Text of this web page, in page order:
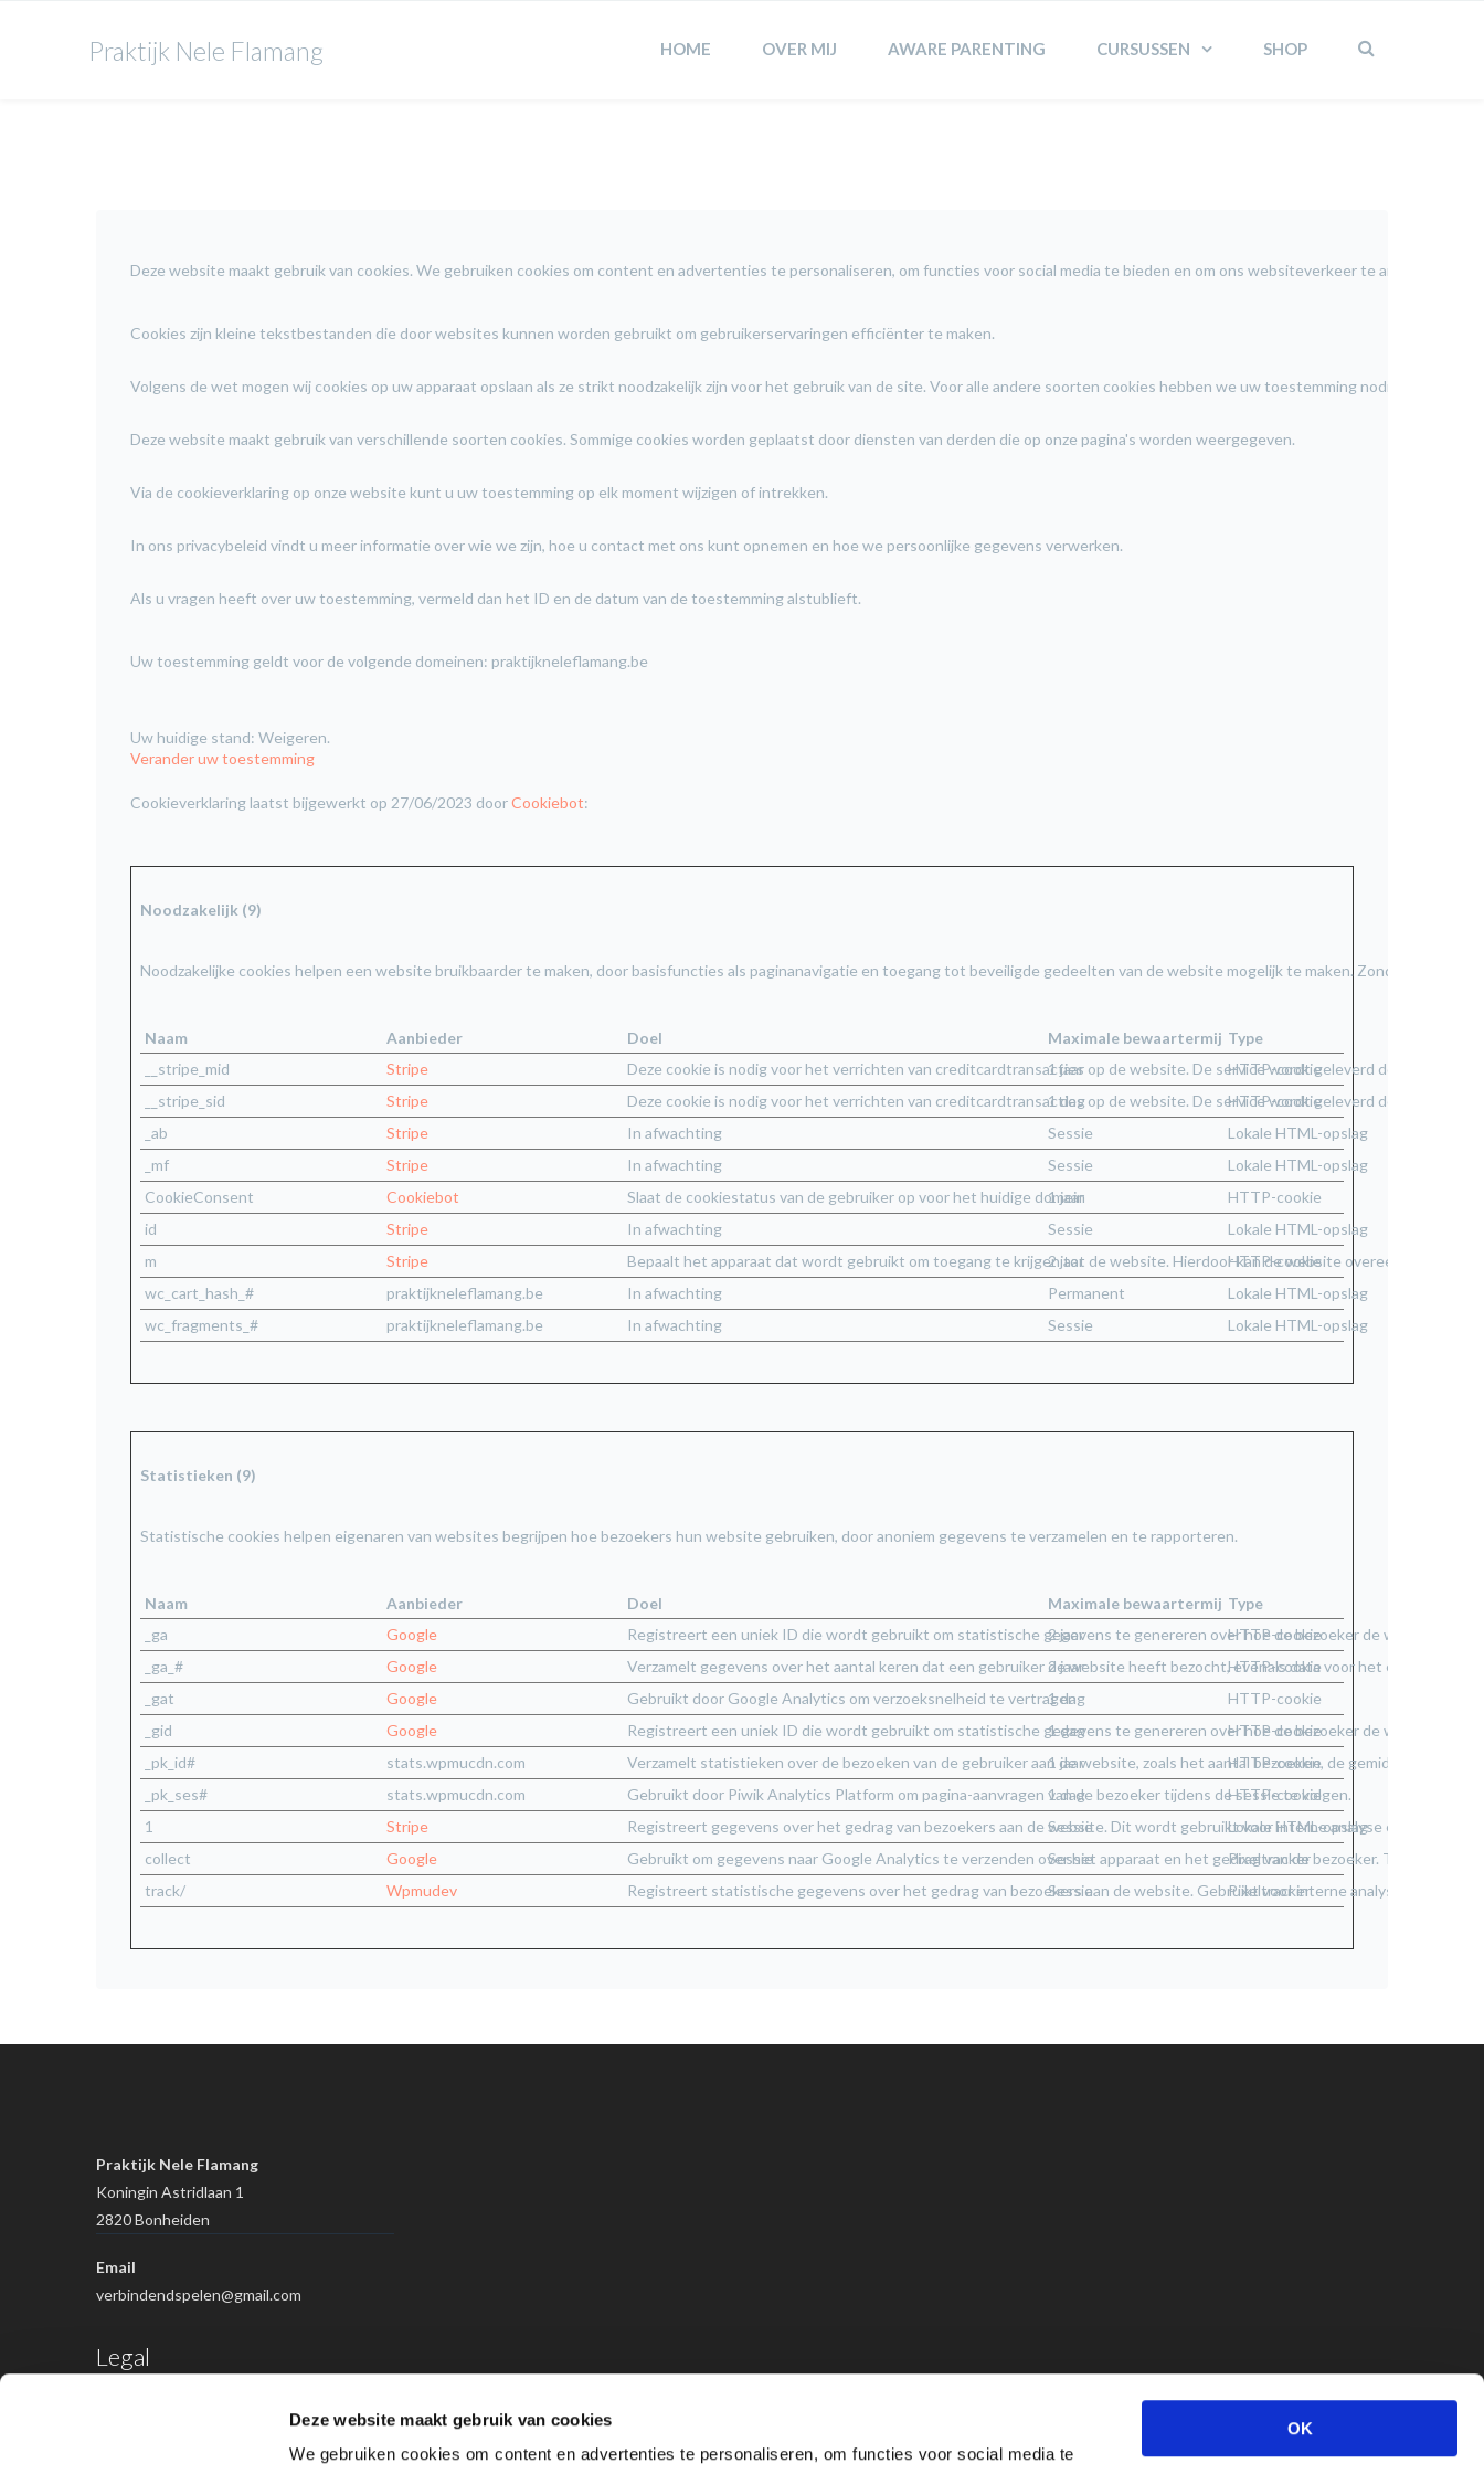
Deze website maakt gebruik van cookies
We gebruiken cookies om content en advertenties te personaliseren, om functies voor social media te
OK
Praktijk Nele Flamang HOME OVER MIJ AWARE PARENTING CURSUSSEN SHOP
Deze website maakt gebruik van cookies. We gebruiken cookies om content en advertenties te personaliseren, om functies voor social media te bieden en om ons websiteverkeer te
Cookies zijn kleine tekstbestanden die door websites kunnen worden gebruikt om gebruikerservaringen efficiënter te maken.
Volgens de wet mogen wij cookies op uw apparaat opslaan als ze strikt noodzakelijk zijn voor het gebruik van de site. Voor alle andere soorten cookies hebben we uw toestemming nodig.
Deze website maakt gebruik van verschillende soorten cookies. Sommige cookies worden geplaatst door diensten van derden die op onze pagina's worden weergegeven.
Via de cookieverklaring op onze website kunt u uw toestemming op elk moment wijzigen of intrekken.
In ons privacybeleid vindt u meer informatie over wie we zijn, hoe u contact met ons kunt opnemen en hoe we persoonlijke gegevens verwerken.
Als u vragen heeft over uw toestemming, vermeld dan het ID en de datum van de toestemming alstublieft.
Uw toestemming geldt voor de volgende domeinen: praktijkneleflamang.be
Uw huidige stand: Weigeren.
Verander uw toestemming
Cookieverklaring laatst bijgewerkt op 27/06/2023 door Cookiebot:
Noodzakelijk (9)
Noodzakelijke cookies helpen een website bruikbaarder te maken, door basisfuncties als paginanavigatie en toegang tot beveiligde gedeelten van de website mogelijk te maken. Zonder deze
Naam Aanbieder Doel Maximale bewaartermijnType
__stripe_mid
Stripe Deze cookie is nodig voor het verrichten van creditcardtransacties op de website. De service wordt geleverd door
1 jaar
HTTP-cookie
__stripe_sid
Stripe Deze cookie is nodig voor het verrichten van creditcardtransacties op de website. De service wordt geleverd door
1 dag
HTTP-cookie
_ab
Stripe In afwachting Sessie
Lokale HTML-opslag
_mf
Stripe In afwachting Sessie
Lokale HTML-opslag
CookieConsent
Cookiebot Slaat de cookiestatus van de gebruiker op voor het huidige domein
1 jaar
HTTP-cookie
id
Stripe In afwachting Sessie
Lokale HTML-opslag
m
Stripe Bepaalt het apparaat dat wordt gebruikt om toegang te krijgen tot de website. Hierdoor kan de website overeenkomstig
2 jaar
HTTP-cookie
wc_cart_hash_#
praktijkneleflamang.be In afwachting Permanent
Lokale HTML-opslag
wc_fragments_#
praktijkneleflamang.be In afwachting Sessie Lokale HTML-opslag
Statistieken (9)
Statistische cookies helpen eigenaren van websites begrijpen hoe bezoekers hun website gebruiken, door anoniem gegevens te verzamelen en te rapporteren.
Naam Aanbieder Doel Maximale bewaartermijnType
_ga
Google Registreert een uniek ID die wordt gebruikt om statistische gegevens te genereren over hoe de bezoeker de website
2 jaar
HTTP-cookie
_ga_#
Google Verzamelt gegevens over het aantal keren dat een gebruiker de website heeft bezocht, evenals data voor het eerste en
2 jaar
HTTP-cookie
_gat
Google Gebruikt door Google Analytics om verzoeksnelheid te vertragen
1 dag
HTTP-cookie
_gid
Google Registreert een uniek ID die wordt gebruikt om statistische gegevens te genereren over hoe de bezoeker de website
1 dag
HTTP-cookie
_pk_id#
stats.wpmucdn.com Verzamelt statistieken over de bezoeken van de gebruiker aan de website, zoals het aantal bezoeken, de gemiddelde tijd
1 jaar
HTTP-cookie
_pk_ses#
stats.wpmucdn.com Gebruikt door Piwik Analytics Platform om pagina-aanvragen van de bezoeker tijdens de sessie te volgen.
1 dag
HTTP-cookie
1
Stripe Registreert gegevens over het gedrag van bezoekers aan de website. Dit wordt gebruikt voor interne analyse en
Sessie
Lokale HTML-opslag
collect
Google Gebruikt om gegevens naar Google Analytics te verzenden over het apparaat en het gedrag van de bezoeker. Traceert de
Sessie
Pixeltracker
track/
Wpmudev Registreert statistische gegevens over het gedrag van bezoekers aan de website. Gebruikt voor interne analyse door de
Sessie Pixeltracker
Praktijk Nele Flamang
Koningin Astridlaan 1
2820 Bonheiden
Email
verbindendspelen@gmail.com
Legal